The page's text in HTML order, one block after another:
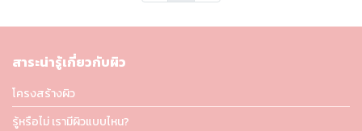
สาระน่ารู้เกี่ยวกับผิว
โครงสร้างผิว
รู้หรือไม่ เรามีผิวแบบไหน?